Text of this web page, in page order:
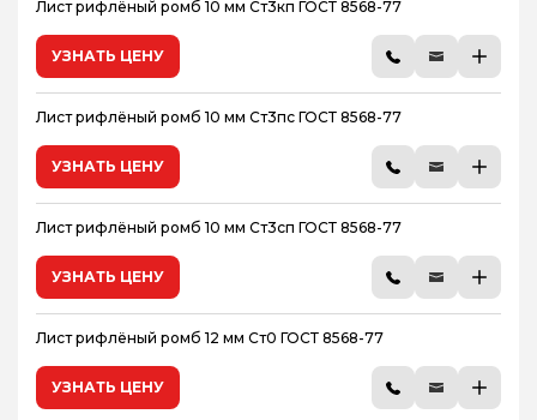
Лист рифлёный ромб 10 мм Ст3кп ГОСТ 8568-77
УЗНАТЬ ЦЕНУ
Лист рифлёный ромб 10 мм Ст3пс ГОСТ 8568-77
УЗНАТЬ ЦЕНУ
Лист рифлёный ромб 10 мм Ст3сп ГОСТ 8568-77
УЗНАТЬ ЦЕНУ
Лист рифлёный ромб 12 мм Ст0 ГОСТ 8568-77
УЗНАТЬ ЦЕНУ